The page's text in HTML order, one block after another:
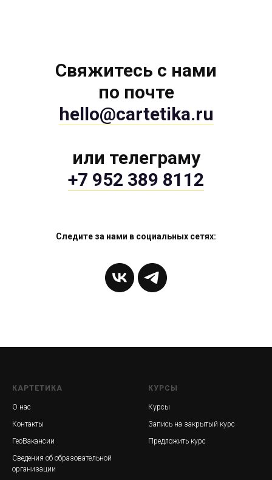
Свяжитесь с нами
по почте
hello@cartetika.ru
или телеграму
+7 952 389 8112
Следите за нами в социальных сетях:
КАРТЕТИКА
О нас
Контакты
ГеоВакансии
Сведения об образовательной
организации
КУРСЫ
Курсы
Запись на закрытый курс
Предложить курс